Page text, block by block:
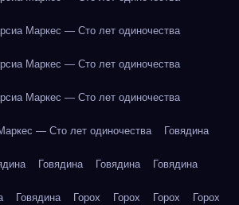
Маркес — Сто лет одиночества
Маркес — Сто лет одиночества
Маркес — Сто лет одиночества
— Сто лет одиночества Говядина
Говядина Говядина Говядина
Говядина Горох Горох Горох Горох